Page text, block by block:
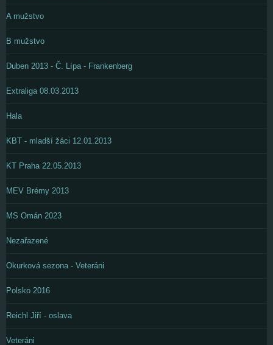
A mužstvo
B mužstvo
Duben 2013 - Č. Lípa - Frankenberg
Extraliga 08.03.2013
Hala
KBT - mladší žáci 12.01.2013
KT Praha 22.05.2013
MEV Brémy 2013
MS Omán 2023
Nezařazené
Okurková sezona - Veteráni
Polsko 2016
Reichl Jiří - oslava
Veteráni